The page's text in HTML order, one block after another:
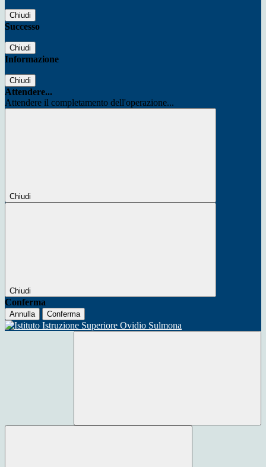
Chiudi
Successo
Chiudi
Informazione
Chiudi
Attendere...
Attendere il completamento dell'operazione...
Chiudi
Chiudi
Conferma
Annulla Conferma